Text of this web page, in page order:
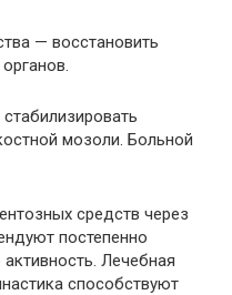
— восстановить
мозоли. Больной
средств через
постепенно
Лечебная
способствуют